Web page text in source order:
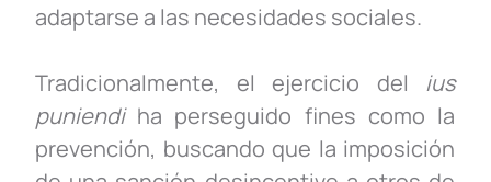
adaptarse a las necesidades sociales.
Tradicionalmente, el ejercicio del ius
puniendiha perseguido fines como la
prevención, buscando que la imposición